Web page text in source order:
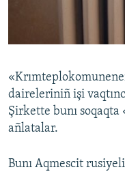
Українською
QOŞULIÑIZ!
daireleriniñ işi
Şirkette bunı
añlatalar.
Bunı Aqmescit